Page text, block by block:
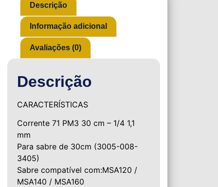
Descrição
Informação adicional
Avaliações (0)
Descrição
CARACTERÍSTICAS
Corrente 71 PM3 30 cm – 1/4 1,1
mm
Para sabre de 30cm (3005-008-
3405)
Sabre compatível com:MSA120 /
MSA140 / MSA160